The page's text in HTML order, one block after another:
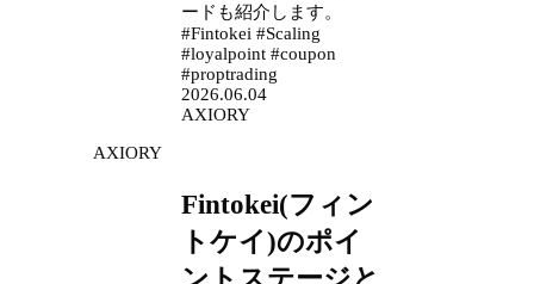
ードも紹介します。
#Fintokei #Scaling
#loyalpoint #coupon
#proptrading
2026.06.04
AXIORY
AXIORY
Fintokei(フィン
トケイ)のポイ
ントステージと